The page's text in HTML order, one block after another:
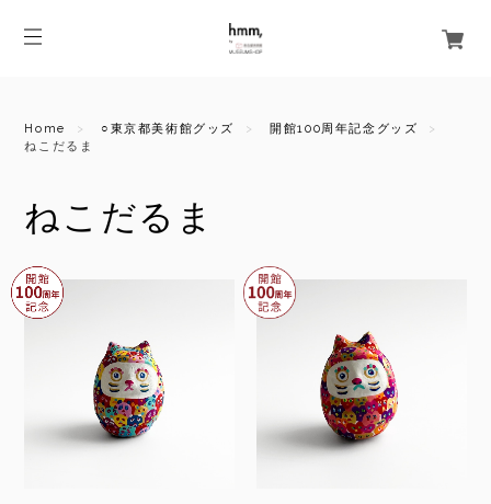
Home ○東京都美術館グッズ
開館100周年記念グッズ
ねこだるま
ねこだるま